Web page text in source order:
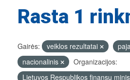
Rasta 1
Gairės: veiklos rezultatai
nacionalinis
Organizacijos:
Lietuvos Respublikos finansų